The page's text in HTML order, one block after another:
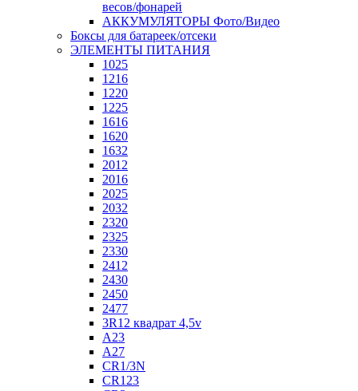
весов/фонарей
АККУМУЛЯТОРЫ Фото/Видео
Боксы для батареек/отсеки
ЭЛЕМЕНТЫ ПИТАНИЯ
1025
1216
1220
1225
1616
1620
1632
2012
2016
2025
2032
2320
2325
2330
2412
2430
2450
2477
3R12 квадрат 4,5v
A23
A27
CR1/3N
CR123